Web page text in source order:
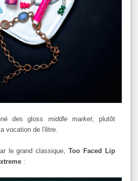
des gloss middle market, plutôt
vocation de l'être.
le grand classique,Too Faced Lip
: